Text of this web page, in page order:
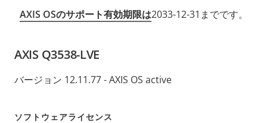
AXIS OSのサポート有効期限は2033-12-31までです。
AXIS Q3538-LVE
バージョン 12.11.77 - AXIS OS active
ソフトウェアライセンス